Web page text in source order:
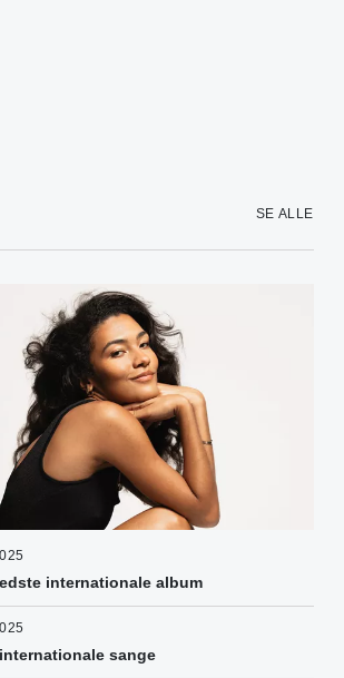
SE ALLE
internationale album
sange